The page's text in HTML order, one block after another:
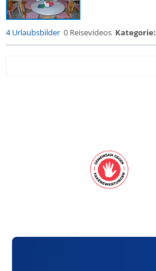
4 Urlaubsbilder 0 Reisevideos Kategorie: